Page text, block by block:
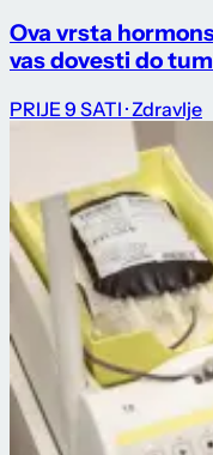
Ova vrsta
vas dovesti do
PRIJE 9 SATI · Zdravlje